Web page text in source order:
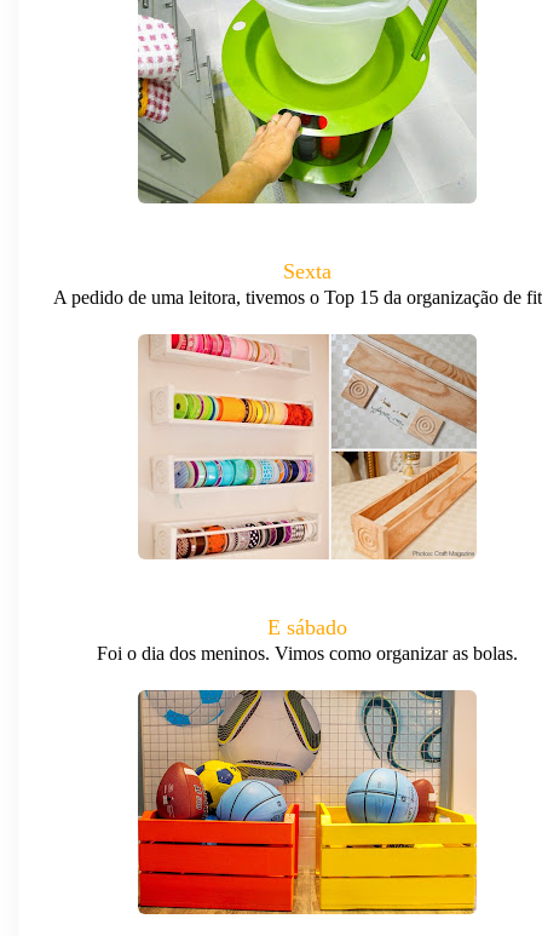
Sexta
A pedido de uma leitora, tivemos o Top 15 da organização de
E sábado
Foi o dia dos meninos. Vimos como organizar as bolas.